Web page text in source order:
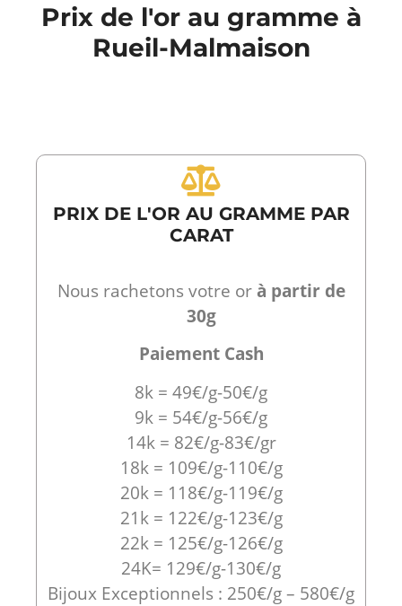
Prix de l'or au gramme à
Rueil-Malmaison
PRIX DE L'OR AU GRAMME PAR
CARAT
Nous rachetons votre orà partir de
30g
Paiement Cash
8k = 49€/g-50€/g
9k = 54€/g-56€/g
14k = 82€/g-83€/gr
18k = 109€/g-110€/g
20k = 118€/g-119€/g
21k = 122€/g-123€/g
22k = 125€/g-126€/g
24K= 129€/g-130€/g
Bijoux Exceptionnels : 250€/g – 580€/g